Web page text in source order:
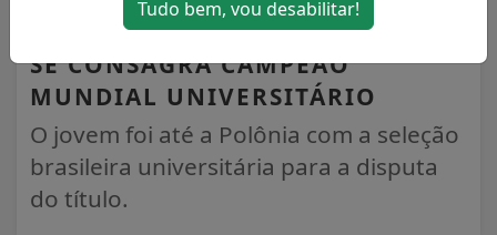
FUTSAL DE FRANCO DA ROCHA
SE CONSAGRA CAMPEÃO
MUNDIAL UNIVERSITÁRIO
O jovem foi até a Polônia com a seleção
brasileira universitária para a disputa
do título.
Tudo bem, vou desabilitar!